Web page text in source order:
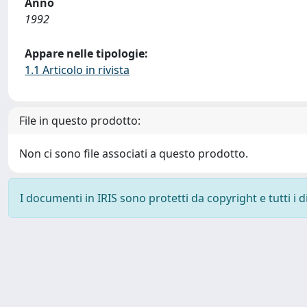
1992
Appare nelle tipologie:
1.1 Articolo in rivista
File in questo prodotto:
Non ci sono file associati a questo prodotto.
I documenti in IRIS sono protetti da copyright e tutti i